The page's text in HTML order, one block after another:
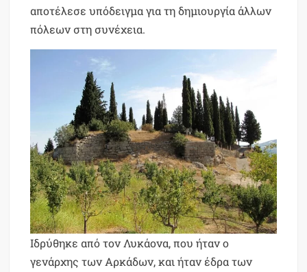
αποτέλεσε υπόδειγμα για τη δημιουργία άλλων
πόλεων στη συνέχεια.
Ιδρύθηκε από τον Λυκάονα, που ήταν ο
γενάρχης των Aρκάδων, και ήταν έδρα των